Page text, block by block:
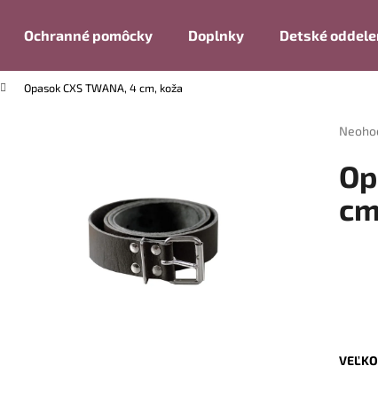
Ochranné pomôcky Doplnky Detské
Opasok CXS TWANA, 4 cm, koža
je
z
Čo potrebujete nájsť?
Odporúčame